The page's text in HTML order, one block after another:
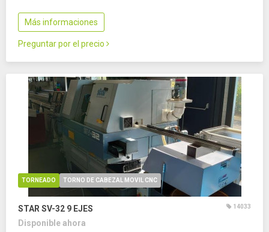
Más informaciones
Preguntar por el precio
TORNEADO TORNO DE CABEZAL MOVIL CNC
STAR SV-32 9 EJES 14033
Disponible ahora